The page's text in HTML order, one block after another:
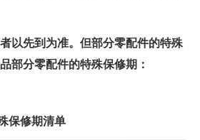
以先到为准。但部分零配件的特殊
部分零配件的特殊保修期：
保修期清单